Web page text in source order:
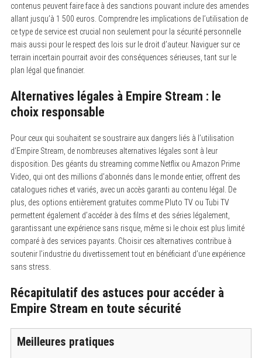
contenus peuvent faire face à des sanctions pouvant inclure des amendes
allant jusqu’à 1 500 euros. Comprendre les implications de l’utilisation de
ce type de service est crucial non seulement pour la sécurité personnelle
mais aussi pour le respect des lois sur le droit d’auteur. Naviguer sur ce
terrain incertain pourrait avoir des conséquences sérieuses, tant sur le
plan légal que financier.
Alternatives légales à Empire Stream : le
choix responsable
Pour ceux qui souhaitent se soustraire aux dangers liés à l’utilisation
d’Empire Stream, de nombreuses alternatives légales sont à leur
disposition. Des géants du streaming comme Netflix ou Amazon Prime
Video, qui ont des millions d’abonnés dans le monde entier, offrent des
catalogues riches et variés, avec un accès garanti au contenu légal. De
plus, des options entièrement gratuites comme Pluto TV ou Tubi TV
permettent également d’accéder à des films et des séries légalement,
garantissant une expérience sans risque, même si le choix est plus limité
comparé à des services payants. Choisir ces alternatives contribue à
soutenir l’industrie du divertissement tout en bénéficiant d’une expérience
sans stress.
Récapitulatif des astuces pour accéder à
Empire Stream en toute sécurité
Meilleures pratiques